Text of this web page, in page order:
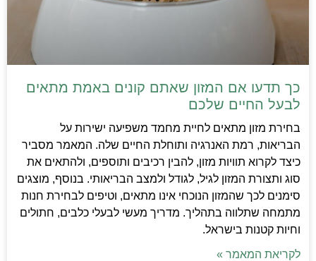
כך תדעו אם המזון שאתם קונים באמת מתאים
לבעל החיים שלכם
בחירת מזון מתאים לחיית מחמד משפיעה ישירות על
הבריאות, רמת האנרגיה ותוחלת החיים שלה. המאמר מסביר
כיצד לקרוא תוויות מזון, להבין רכיבים ותוספים, ולהתאים את
סוג ותצורת המזון לגיל, לגודל ולמצב הבריאותי. בנוסף, מוצגים
סימנים לכך שהמזון הנוכחי אינו מתאים, וטיפים לבחירת חנות
מתמחה שתלווה בתהליך. מדריך מעשי לבעלי כלבים, חתולים
וחיות קטנות בישראל.
לקריאת המאמר »